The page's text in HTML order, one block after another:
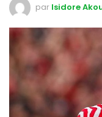
par Isidore